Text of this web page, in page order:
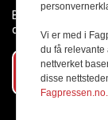
Byggmesteren
den er nedfelt i
Abonner
Vi er med i
du få relevante
nettverket
disse
Fagpressen.no.